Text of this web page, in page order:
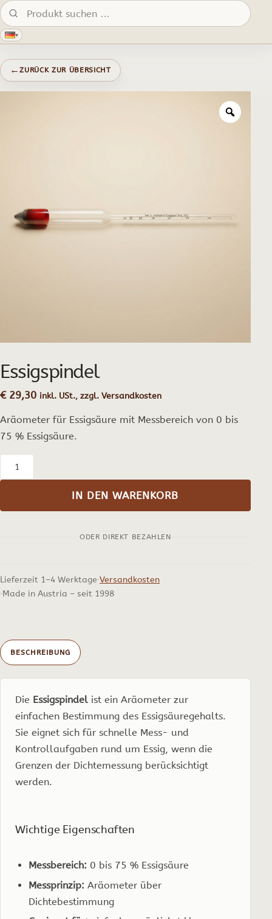
Produkte suchen:
▾
←ZURÜCK ZUR ÜBERSICHT
Essigspindel
€29,30 inkl. USt., zzgl. Versandkosten
Aräometer für Essigsäure mit Messbereich von 0 bis
75 % Essigsäure.
IN DEN WARENKORB
ODER DIREKT BEZAHLEN
Lieferzeit 1–4 Werktage Versandkosten
Made in Austria – seit 1998
BESCHREIBUNG
Die Essigspindel ist ein Aräometer zur
einfachen Bestimmung des Essigsäuregehalts.
Sie eignet sich für schnelle Mess- und
Kontrollaufgaben rund um Essig, wenn die
Grenzen der Dichtemessung berücksichtigt
werden.
Wichtige Eigenschaften
Messbereich: 0 bis 75 % Essigsäure
Messprinzip: Aräometer über
Dichtebestimmung